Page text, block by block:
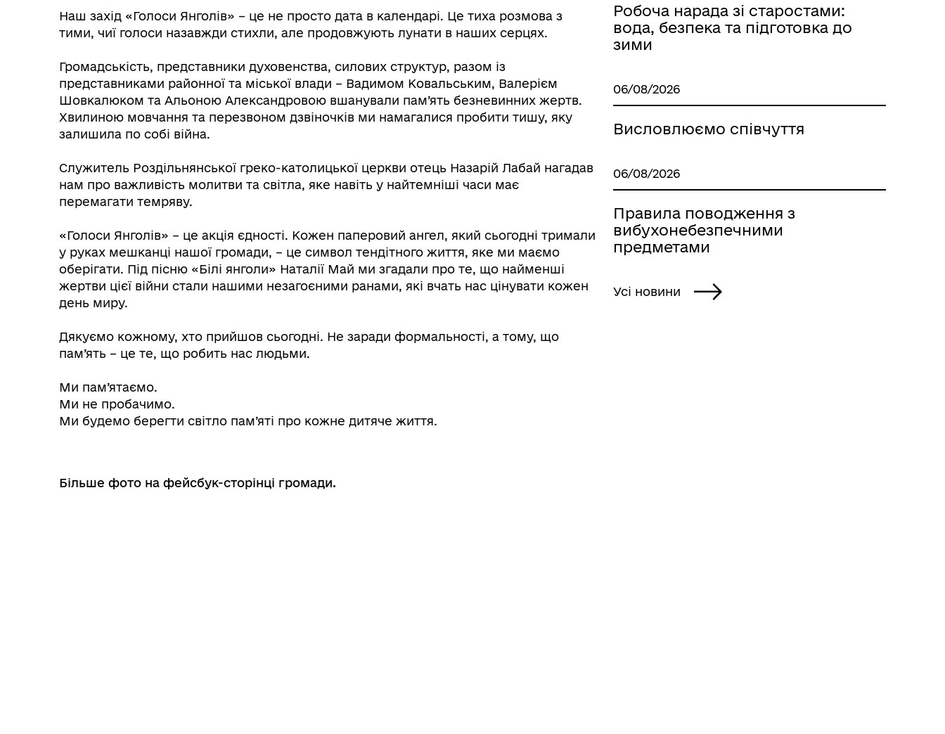
Графіки прийому громадян
Колегіальні органи (ради,
Інформаційна безпека та
технічний захист інформації
Військовослужбовцям,
ветеранам та їхнім родинам
Наш захід «Голоси Янголів» – це не просто дата в календарі. Це тиха розмова з
тими, чиї голоси назавжди стихли, але продовжують лунати в наших серцях.
Громадськість, представники духовенства, силових структур, разом із
представниками районної та міської влади – Вадимом Ковальським, Валерієм
Шовкалюком та Альоною Александровою вшанували пам’ять безневинних жертв.
Хвилиною мовчання та перезвоном дзвіночків ми намагалися пробити тишу, яку
залишила по собі війна.
Служитель Роздільнянської греко-католицької церкви отець Назарій Лабай нагадав
нам про важливість молитви та світла, яке навіть у найтемніші часи має
перемагати темряву.
«Голоси Янголів» – це акція єдності. Кожен паперовий ангел, який сьогодні тримали
у руках мешканці нашої громади, – це символ тендітного життя, яке ми маємо
оберігати. Під пісню «Білі янголи» Наталії Май ми згадали про те, що найменші
жертви цієї війни стали нашими незагоєними ранами, які вчать нас цінувати кожен
день миру.
Дякуємо кожному, хто прийшов сьогодні. Не заради формальності, а тому, що
пам’ять – це те, що робить нас людьми.
Ми пам’ятаємо.
Ми не пробачимо.
Ми будемо берегти світло пам’яті про кожне дитяче життя.
Більше фото на фейсбук-сторінці громади.
Робоча нарада зі старостами:
вода, безпека та підготовка до
зими
06/08/2026
Висловлюємо співчуття
06/08/2026
Правила поводження з
вибухонебезпечними
предметами
Усі новини